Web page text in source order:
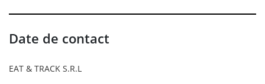
Date de contact
EAT & TRACK S.R.L